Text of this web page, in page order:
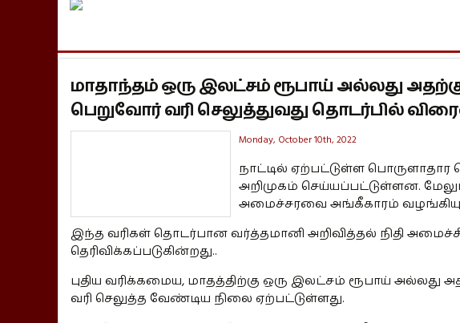
மாதாந்தம் ஒரு இலட்சம் ரூபாய் அல்லது
பெறுவோர் வரி செலுத்துவது தொடர்பில்
Monday, October 10th, 2022
நாட்டில் ஏற்பட்டுள்ள பொருளாதார
அறிமுகம் செய்யப்பட்டுள்ளன.
அமைச்சரவை அங்கீகாரம்
இந்த வரிகள் தொடர்பான வர்த்தமானி அறிவித்தல் நிதி
தெரிவிக்கப்படுகின்றது..
புதிய வரிக்கமைய, மாதத்திற்கு ஒரு இலட்சம் ரூபாய்
வரி செலுத்த வேண்டிய நிலை ஏற்பட்டுள்ளது.